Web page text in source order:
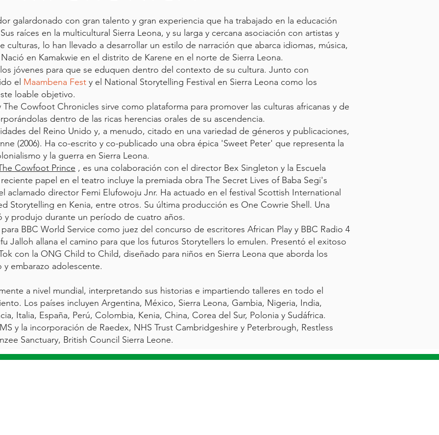
galardonado con gran talento y gran experiencia que ha trabajado en la educación
raíces en la multicultural Sierra Leona, y su larga y cercana asociación con artistas y
culturas, lo han llevado a desarrollar un estilo de narración que abarca idiomas, música,
en Kamakwie en el distrito de Karene en el norte de Sierra Leona.
jóvenes para que se eduquen dentro del contexto de su cultura. Junto con
el Maambena Fest y el National Storytelling Festival en Sierra Leona como los
loable objetivo.
The Cowfoot Chronicles sirve como plataforma para promover las culturas africanas y de
dentro de las ricas herencias orales de su ascendencia.
del Reino Unido y, a menudo, citado en una variedad de géneros y publicaciones,
(2006). Ha co-escrito y co-publicado una obra épica 'Sweet Peter' que representa la
y la guerra en Sierra Leona.
Cowfoot Prince , es una colaboración con el director Bex Singleton y la Escuela
papel en el teatro incluye la premiada obra The Secret Lives of Baba Segi's
aclamado director Femi Elufowoju Jnr. Ha actuado en el festival Scottish International
Storytelling en Kenia, entre otros. Su última producción es One Cowrie Shell. Una
y produjo durante un período de cuatro años.
BBC World Service como juez del concurso de escritores African Play y BBC Radio 4
Jalloh allana el camino para que los futuros Storytellers lo emulen. Presentó el exitoso
con la ONG Child to Child, diseñado para niños en Sierra Leona que aborda los
embarazo adolescente.
a nivel mundial, interpretando sus historias e impartiendo talleres en todo el
Los países incluyen Argentina, México, Sierra Leona, Gambia, Nigeria, India,
Italia, España, Perú, Colombia, Kenia, China, Corea del Sur, Polonia y Sudáfrica.
y la incorporación de Raedex, NHS Trust Cambridgeshire y Peterbrough, Restless
Sanctuary, British Council Sierra Leone.